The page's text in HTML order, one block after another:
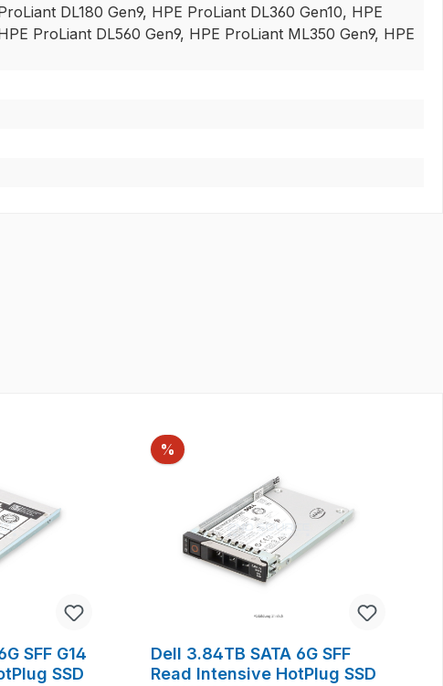
DL180 Gen9, HPE ProLiant DL360 Gen10, HPE
ProLiant DL560 Gen9, HPE ProLiant ML350 Gen9, HPE
SFF G14
SSD
% Rabatt
Dell 3.84TB SATA 6G SFF
Read Intensive HotPlug SSD